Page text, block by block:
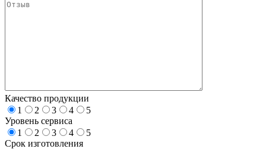
Качество продукции
1
2 3 4
5
Уровень сервиса
1
2 3 4
5
Срок изготовления